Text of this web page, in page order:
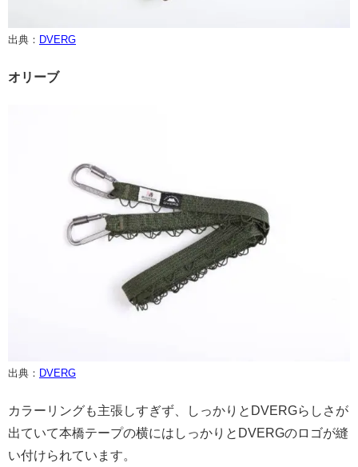
出典： DVERG
オリーブ
出典： DVERG
カラーリングも主張しすぎず、しっかりとDVERGらしさが
出ていて本橋テープの横にはしっかりとDVERGのロゴが縫
い付けられています。